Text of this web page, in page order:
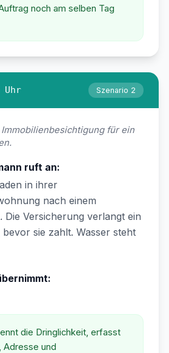
noch am selben Tag
Uhr Szenario 2
für ein
ruft an:
in ihrer
nach einem
Die Versicherung verlangt ein
sie zahlt. Wasser steht
die Dringlichkeit, erfasst
Adresse und